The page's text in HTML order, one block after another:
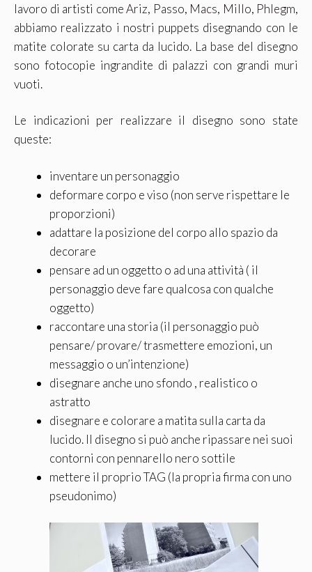
lavoro di artisti comeAriz, Passo, Macs, Millo, Phlegm,
abbiamo realizzato i nostri puppets disegnando con le
matite colorate su carta da lucido. La base del disegno
sono fotocopie ingrandite di palazzi con grandi muri
vuoti.
Le indicazioni per realizzare il disegno sono state
queste:
inventare un personaggio
deformare corpo e viso (non serve rispettare le
proporzioni)
adattare la posizione del corpo allo spazio da
decorare
pensare ad un oggetto o ad una attività ( il
personaggio deve fare qualcosa con qualche
oggetto)
raccontare una storia (il personaggio può
pensare/ provare/ trasmettere emozioni, un
messaggio o un’intenzione)
disegnare anche uno sfondo , realistico o
astratto
disegnare e colorare a matita sulla carta da
lucido. Il disegno si può anche ripassare nei suoi
contorni con pennarello nero sottile
mettere il proprio TAG (la propria firma con uno
pseudonimo)